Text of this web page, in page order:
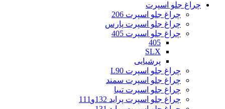
چراغ جلو اسپرت
چراغ جلو اسپرت 206
چراغ جلو اسپرت پارس
چراغ جلو اسپرت 405
405
SLX
پرشیایی
چراغ جلو اسپرت L90
چراغ جلو اسپرت سمند
چراغ جلو اسپرت تیبا
چراغ جلو اسپرت پراید 132و111